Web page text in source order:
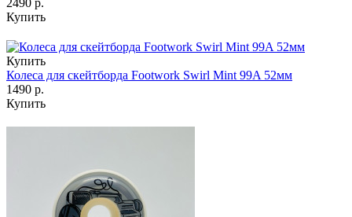
Купить
Купить
Колеса для скейтборда Footwork Swirl Mint 99A 52мм
1490 р.
Купить